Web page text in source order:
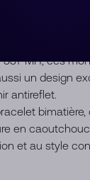
avec le
: le
PVD noir,
MH, ces
un design
antireflet.
bimatière,
en
et au style